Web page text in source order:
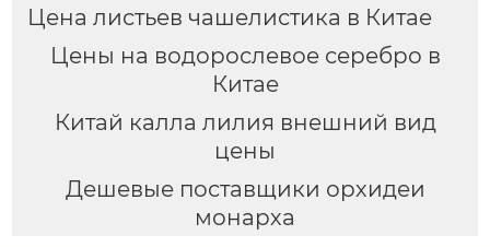
Цена листьев чашелистика в Китае
Цены на водорослевое серебро в
Китае
Китай калла лилия внешний вид
цены
Дешевые поставщики орхидеи
монарха